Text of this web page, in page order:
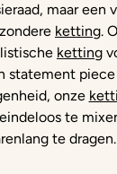
maar een
ketting.
ketting
statement piece
onze
te
te dragen.